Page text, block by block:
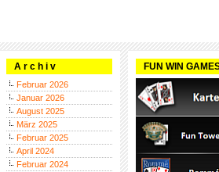
A r c h i v
Februar 2026
Januar 2026
August 2025
März 2025
Februar 2025
April 2024
Februar 2024
FUN WIN